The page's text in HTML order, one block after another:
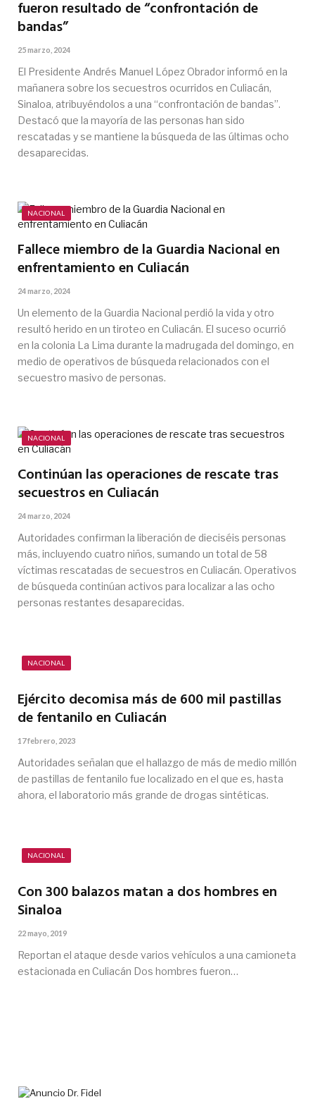
fueron resultado de “confrontación de
bandas”
25 marzo, 2024
El Presidente Andrés Manuel López Obrador informó en la
mañanera sobre los secuestros ocurridos en Culiacán,
Sinaloa, atribuyéndolos a una “confrontación de bandas”.
Destacó que la mayoría de las personas han sido
rescatadas y se mantiene la búsqueda de las últimas ocho
desaparecidas.
NACIONAL
Fallece miembro de la Guardia Nacional en
enfrentamiento en Culiacán
24 marzo, 2024
Un elemento de la Guardia Nacional perdió la vida y otro
resultó herido en un tiroteo en Culiacán. El suceso ocurrió
en la colonia La Lima durante la madrugada del domingo, en
medio de operativos de búsqueda relacionados con el
secuestro masivo de personas.
NACIONAL
Continúan las operaciones de rescate tras
secuestros en Culiacán
24 marzo, 2024
Autoridades confirman la liberación de dieciséis personas
más, incluyendo cuatro niños, sumando un total de 58
víctimas rescatadas de secuestros en Culiacán. Operativos
de búsqueda continúan activos para localizar a las ocho
personas restantes desaparecidas.
NACIONAL
Ejército decomisa más de 600 mil pastillas
de fentanilo en Culiacán
17 febrero, 2023
Autoridades señalan que el hallazgo de más de medio millón
de pastillas de fentanilo fue localizado en el que es, hasta
ahora, el laboratorio más grande de drogas sintéticas.
NACIONAL
Con 300 balazos matan a dos hombres en
Sinaloa
22 mayo, 2019
Reportan el ataque desde varios vehículos a una camioneta
estacionada en Culiacán Dos hombres fueron…